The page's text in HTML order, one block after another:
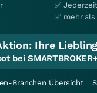
✅
✅ mehr
Ihre
bei
Branchen Übersicht